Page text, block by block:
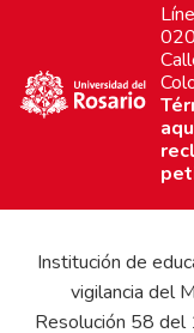
Institución de
vigilancia del
Resolución 58